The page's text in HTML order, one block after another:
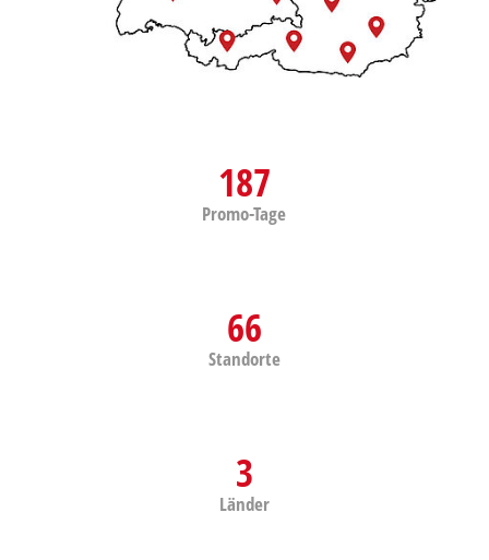
187
Promo-Tage
66
Standorte
3
Länder